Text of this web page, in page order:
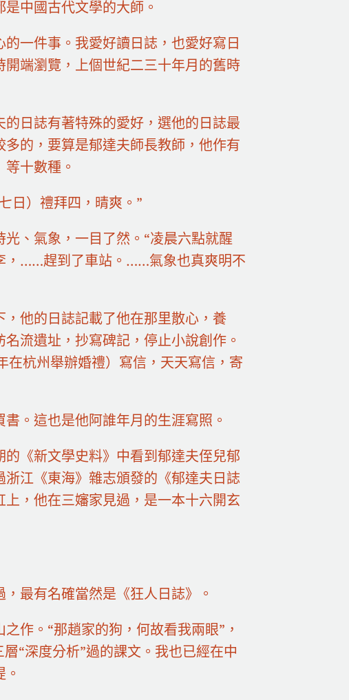
中國古代文學的大師。
一件事。我愛好讀日誌，也愛好寫日
端瀏覽，上個世紀二三十年月的舊時
日誌有著特殊的愛好，選他的日誌最
的，要算是郁達夫師長教師，他作有
等十數種。
日）禮拜四，晴爽。”
、氣象，一目了然。“凌晨六點就醒
，……趕到了車站。……氣象也真爽明不
他的日誌記載了他在那里散心，養
流遺址，抄寫碑記，停止小說創作。
在杭州舉辦婚禮）寫信，天天寫信，寄
。這也是他阿誰年月的生涯寫照。
《新文學史料》中看到郁達夫侄兒郁
江《東海》雜志頒發的《郁達夫日誌
，他在三嬸家見過，是一本十六開玄
最有名確當然是《狂人日誌》。
作。“那趙家的狗，何故看我兩眼”，
“深度分析”過的課文。我也已經在中